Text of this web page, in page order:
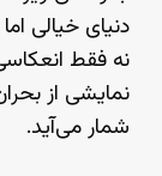
دنیای خیالی
نه فقط
نمایشی از
شمار می‌آید.